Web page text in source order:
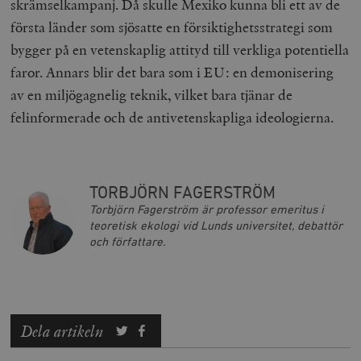
skrämselkampanj. Då skulle Mexiko kunna bli ett av de
första länder som sjösatte en försiktighetsstrategi som
bygger på en vetenskaplig attityd till verkliga potentiella
faror. Annars blir det bara som i EU: en demonisering
av en miljögagnelig teknik, vilket bara tjänar de
felinformerade och de antivetenskapliga ideologierna.
TORBJÖRN FAGERSTRÖM
Torbjörn Fagerström är professor emeritus i
teoretisk ekologi vid Lunds universitet, debattör
och författare.
Dela artikeln
Strikt nödvändiga kakor tillåter
kärnwebbplatsfunktioner som användarinloggning
och kontohantering. Webbplatsen kan inte användas
Namn
woocommerce_cart_hash
Automattic
.timbro.se